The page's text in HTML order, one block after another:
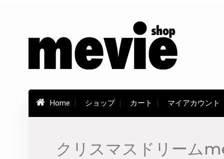
Home ショップ カート マイアカウント
クリスマスドリーム